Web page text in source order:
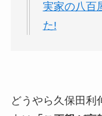
実家の八百
た!
どうやら久保田利